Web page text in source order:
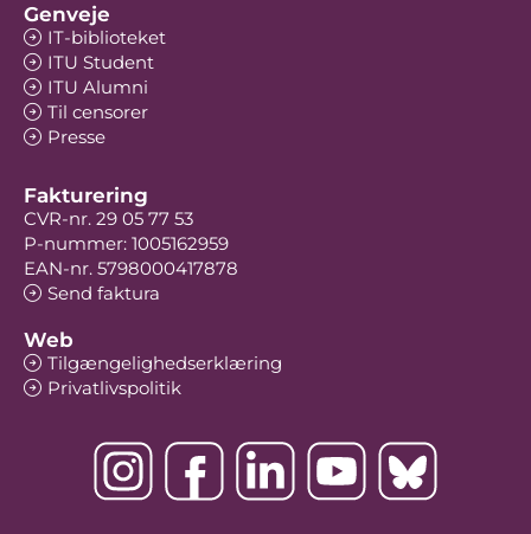
Genveje
IT-biblioteket
ITU Student
ITU Alumni
Til censorer
Presse
Fakturering
CVR-nr. 29 05 77 53
P-nummer: 1005162959
EAN-nr. 5798000417878
Send faktura
Web
Tilgængelighedserklæring
Privatlivspolitik